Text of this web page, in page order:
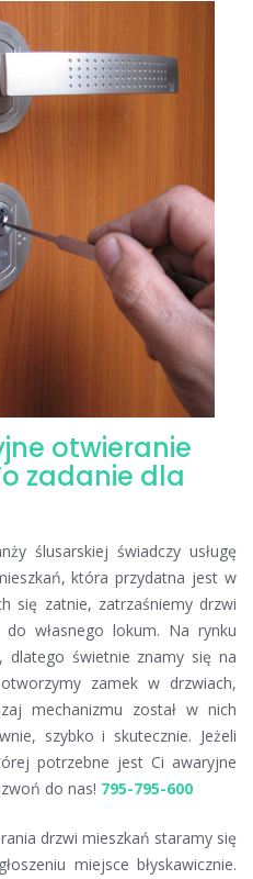
otwieranie
zadanie dla
ślusarskiej świadczy usługę
która przydatna jest w
się zatnie, zatrzaśniemy drzwi
własnego lokum. Na rynku
dlatego świetnie znamy się na
zamek w drzwiach,
mechanizmu został w nich
szybko i skutecznie. Jeżeli
potrzebne jest Ci awaryjne
do nas! 795-795-600
drzwi mieszkań staramy się
miejsce błyskawicznie.